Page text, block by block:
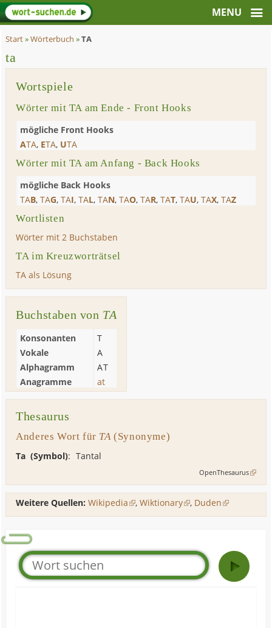
Start»Wörterbuch »TA
ta
Wortspiele
Wörter mit TA am Ende - Front Hooks
mögliche Front Hooks
ATA, ETA, UTA
Wörter mit TA am Anfang - Back Hooks
mögliche Back Hooks
TAB,TAG,TAI,TAL,TAN,TAO,TAR,TAT,TAU,TAX,TAZ
Wortlisten
Wörter mit 2 Buchstaben
TA im Kreuzworträtsel
TA als Lösung
Buchstaben von TA
Konsonanten
T
Vokale
A
Alphagramm
AT
Anagramme
at
Thesaurus
Anderes Wort für TA(Synonyme)
Ta (Symbol): Tantal
OpenThesaurus
Weitere Quellen: Wikipedia ,Wiktionary , Duden